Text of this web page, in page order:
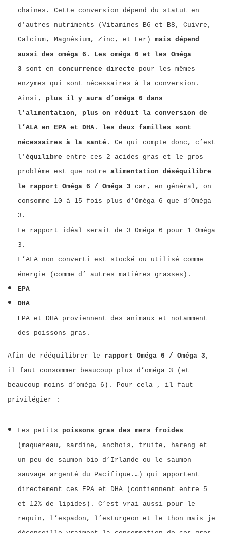
chaines. Cette conversion dépend du statut en
d’autres nutriments (Vitamines B6 et B8, Cuivre,
Calcium, Magnésium, Zinc, et Fer) mais dépend
aussi des oméga 6. Les oméga 6 et les Oméga
3 sont en concurrence directe pour les mêmes
enzymes qui sont nécessaires à la conversion.
Ainsi, plus il y aura d’oméga 6 dans
l’alimentation, plus on réduit la conversion de
l’ALA en EPA et DHA . les deux familles sont
nécessaires à la santé . Ce qui compte donc, c’est
l’ équilibre entre ces 2 acides gras et le gros
problème est que notre alimentation déséquilibre
le rapport Oméga 6 / Oméga 3 car, en général, on
consomme 10 à 15 fois plus d’Oméga 6 que d’Oméga
3.
Le rapport idéal serait de 3 Oméga 6 pour 1 Oméga
3.
L’ALA non converti est stocké ou utilisé comme
énergie (comme d’ autres matières grasses).
EPA
DHA
EPA et DHA proviennent des animaux et notamment
des poissons gras.
Afin de rééquilibrer le rapport Oméga 6 / Oméga 3 ,
il faut consommer beaucoup plus d’oméga 3 (et
beaucoup moins d’oméga 6). Pour cela , il faut
privilégier :
Les petits poissons gras des mers froides
(maquereau, sardine, anchois, truite, hareng et
un peu de saumon bio d’Irlande ou le saumon
sauvage argenté du Pacifique.…) qui apportent
directement ces EPA et DHA (contiennent entre 5
et 12% de lipides). C’est vrai aussi pour le
requin, l’espadon, l’esturgeon et le thon mais je